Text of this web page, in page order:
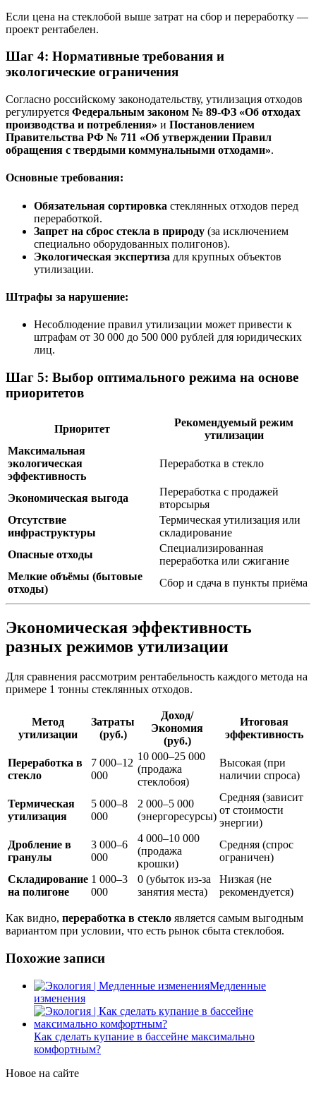
Если цена на стеклобой выше затрат на сбор и переработку —
проект рентабелен.
Шаг 4: Нормативные требования и
экологические ограничения
Согласно российскому законодательству, утилизация отходов
регулируется Федеральным законом № 89-ФЗ «Об отходах
производства и потребления» и Постановлением
Правительства РФ № 711 «Об утверждении Правил
обращения с твердыми коммунальными отходами».
Основные требования:
Обязательная сортировка стеклянных отходов перед
переработкой.
Запрет на сброс стекла в природу (за исключением
специально оборудованных полигонов).
Экологическая экспертиза для крупных объектов
утилизации.
Штрафы за нарушение:
Несоблюдение правил утилизации может привести к
штрафам от 30 000 до 500 000 рублей для юридических
лиц.
Шаг 5: Выбор оптимального режима на основе
приоритетов
Приоритет
Рекомендуемый режим
утилизации
Максимальная
экологическая
эффективность
Переработка в стекло
Экономическая выгода
Переработка с продажей
вторсырья
Отсутствие
инфраструктуры
Термическая утилизация или
складирование
Опасные отходы
Специализированная
переработка или сжигание
Мелкие объёмы (бытовые
отходы)
Сбор и сдача в пункты приёма
Экономическая эффективность
разных режимов утилизации
Для сравнения рассмотрим рентабельность каждого метода на
примере 1 тонны стеклянных отходов.
Метод
утилизации
Затраты
(руб.)
Доход/
Экономия
(руб.)
Итоговая
эффективность
Переработка в
стекло
7 000–12
000
10 000–25 000
(продажа
стеклобоя)
Высокая (при
наличии спроса)
Термическая
утилизация
5 000–8
000
2 000–5 000
(энергоресурсы)
Средняя (зависит
от стоимости
энергии)
Дробление в
гранулы
3 000–6
000
4 000–10 000
(продажа
крошки)
Средняя (спрос
ограничен)
Складирование
на полигоне
1 000–3
000
0 (убыток из-за
занятия места)
Низкая (не
рекомендуется)
Как видно, переработка в стекло является самым выгодным
вариантом при условии, что есть рынок сбыта стеклобоя.
Похожие записи
Медленные
изменения
Как сделать купание в бассейне максимально
комфортным?
Новое на сайте